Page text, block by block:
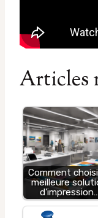
Articles
Comment
meilleure